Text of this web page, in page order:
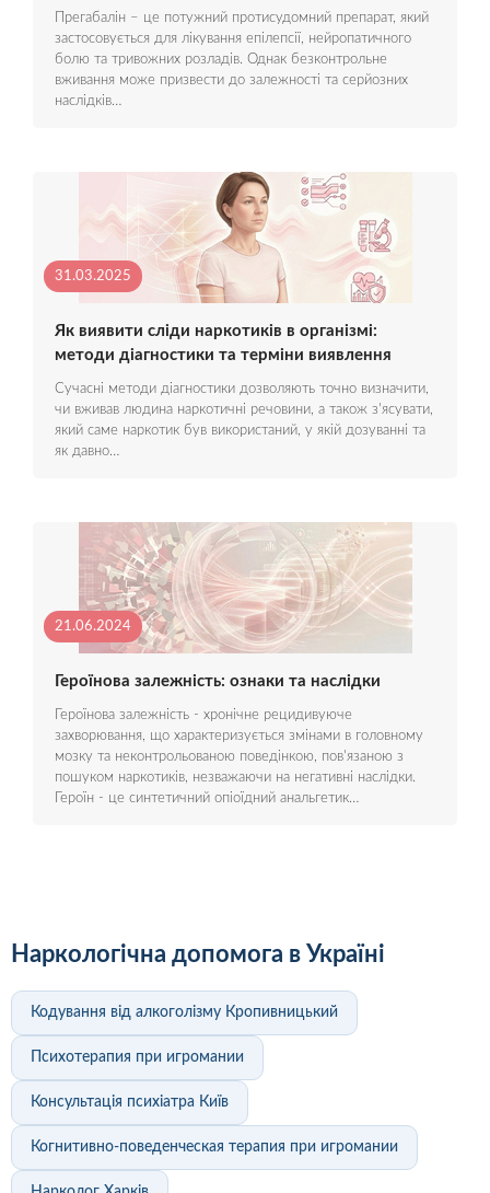
Прегабалін – це потужний протисудомний препарат, який
застосовується для лікування епілепсії, нейропатичного
болю та тривожних розладів. Однак безконтрольне
вживання може призвести до залежності та серйозних
наслідків…
31.03.2025
Як виявити сліди наркотиків в організмі:
методи діагностики та терміни виявлення
Сучасні методи діагностики дозволяють точно визначити,
чи вживав людина наркотичні речовини, а також з'ясувати,
який саме наркотик був використаний, у якій дозуванні та
як давно…
21.06.2024
Героїнова залежність: ознаки та наслідки
Героїнова залежність - хронічне рецидивуюче
захворювання, що характеризується змінами в головному
мозку та неконтрольованою поведінкою, пов'язаною з
пошуком наркотиків, незважаючи на негативні наслідки.
Героїн - це синтетичний опіоїдний анальгетик…
Наркологічна допомога в Україні
Кодування від алкоголізму Кропивницький
Психотерапия при игромании
Консультація психіатра Київ
Когнитивно-поведенческая терапия при игромании